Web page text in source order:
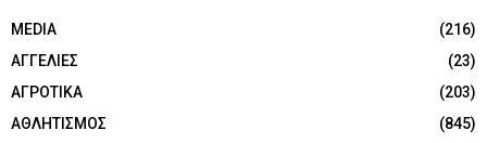
MEDIA
(216)
ΑΓΓΕΛΙΕΣ
(23)
ΑΓΡΟΤΙΚΑ
(203)
ΑΘΛΗΤΙΣΜΟΣ
(845)